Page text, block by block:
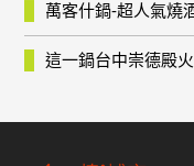
萬客什鍋-超人氣燒
這一鍋台中崇德殿